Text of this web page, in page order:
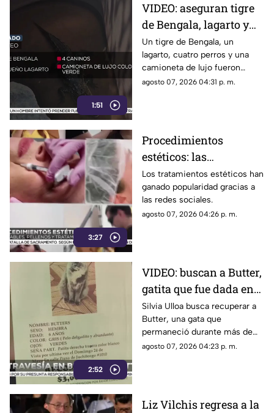
1:51
VIDEO: aseguran tigre
de Bengala, lagarto y
perros exóticos durante
cateo en Ciudad Juárez
Un tigre de Bengala, un
lagarto, cuatro perros y una
camioneta de lujo fueron
asegurados durante un
agosto 07, 2026 04:31 p. m.
3:27
Procedimientos
estéticos: las
recomendaciones antes
de aplicar rellenos o
láser
Los tratamientos estéticos han
ganado popularidad gracias a
las redes sociales.
agosto 07, 2026 04:26 p. m.
2:52
VIDEO: buscan a Butter,
gatita que fue dada en
adopción tras
desaparecer en Ciudad
Juárez
Silvia Ulloa busca recuperar a
Butter, una gata que
permaneció durante más de
cinco años con su familia
agosto 07, 2026 04:23 p. m.
Liz Vilchis regresa a la